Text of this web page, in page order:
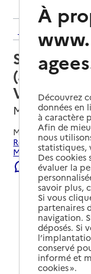
Retour aux
Service
(aide) –
Montbéliard,
Mis à jour le22/
Rechercher les
Montbéliard.
Signaler une
À
Découvrez
données en
à caractère
Afin de
nous
Des
évaluer la
savoir plus,
Si vous
partenaires
navigation.
déposés. Si
conservé
informé et
cookies ».